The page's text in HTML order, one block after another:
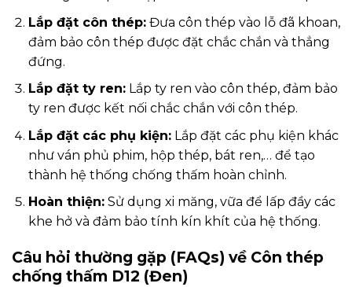
Lắp đặt côn thép:Đưa côn thép vào lỗ đã khoan,
đảm bảo côn thép được đặt chắc chắn và thẳng
đứng.
Lắp đặt ty ren:Lắp ty ren vào côn thép, đảm bảo
ty ren được kết nối chắc chắn với côn thép.
Lắp đặt các phụ kiện:Lắp đặt các phụ kiện khác
như ván phủ phim, hộp thép, bát ren,… để tạo
thành hệ thống chống thấm hoàn chỉnh.
Hoàn thiện:Sử dụng xi măng, vữa để lấp đầy các
khe hở và đảm bảo tính kín khít của hệ thống.
Câu hỏi thường gặp (FAQs) về Côn thép
chống thấm D12 (Đen)